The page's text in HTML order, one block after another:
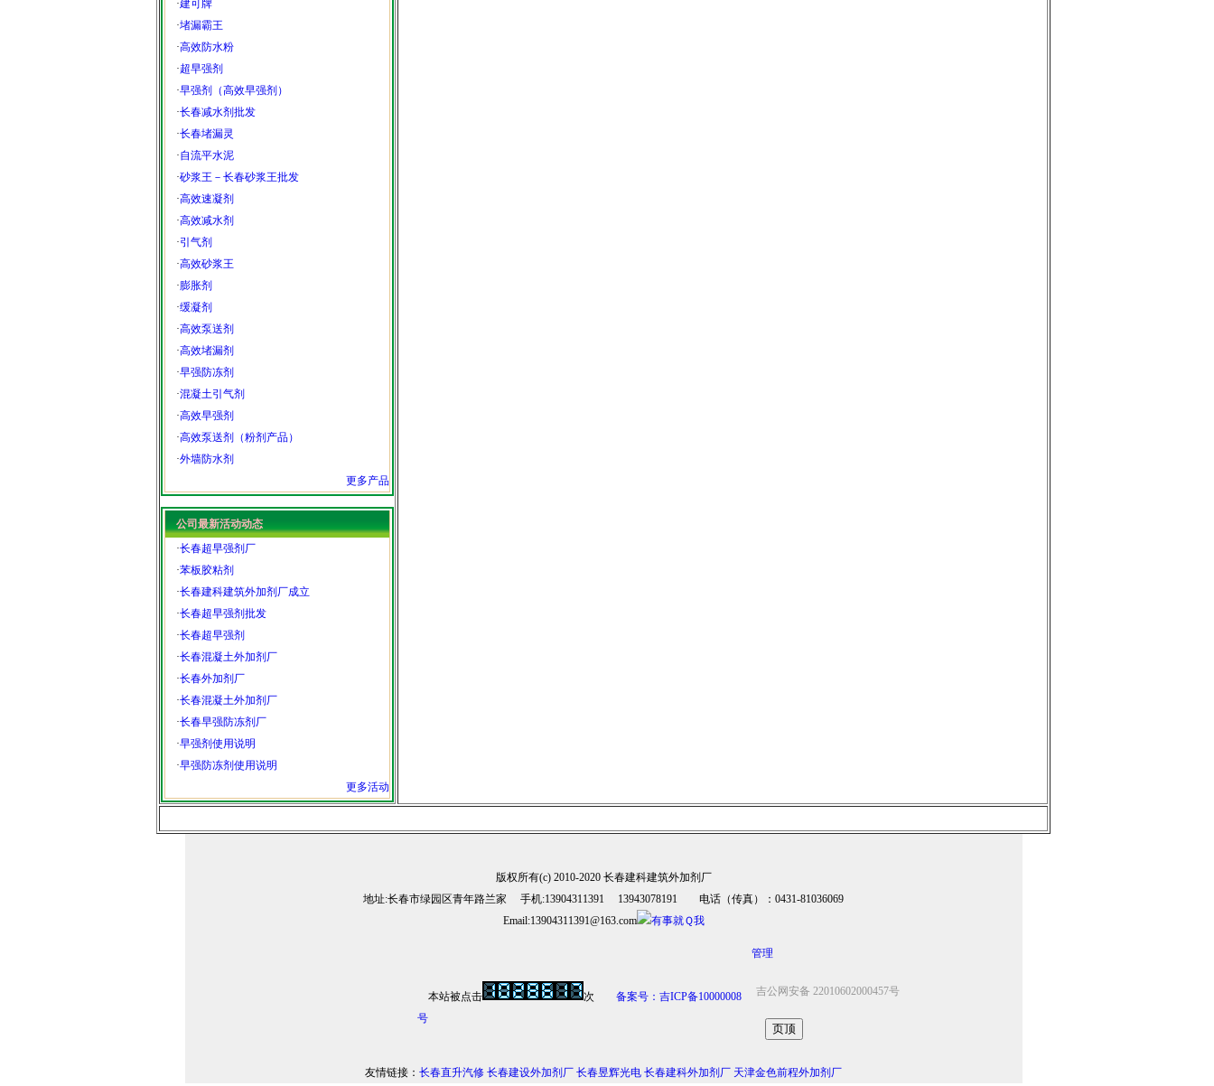
·建可牌
·堵漏霸王
·高效防水粉
·超早强剂
·早强剂（高效早强剂）
·长春减水剂批发
·长春堵漏灵
·自流平水泥
·砂浆王－长春砂浆王批发
·高效速凝剂
·高效减水剂
·引气剂
·高效砂浆王
·膨胀剂
·缓凝剂
·高效泵送剂
·高效堵漏剂
·早强防冻剂
·混凝土引气剂
·高效早强剂
·高效泵送剂（粉剂产品）
·外墙防水剂
更多产品
公司最新活动动态
·长春超早强剂厂
·苯板胶粘剂
·长春建科建筑外加剂厂成立
·长春超早强剂批发
·长春超早强剂
·长春混凝土外加剂厂
·长春外加剂厂
·长春混凝土外加剂厂
·长春早强防冻剂厂
·早强剂使用说明
·早强防冻剂使用说明
更多活动
版权所有(c) 2010-2020 长春建科建筑外加剂厂
地址:长春市绿园区青年路兰家 手机:13904311391 13943078191 电话（传真）：0431-81036069
Email:13904311391@163.com
本站被点击 次 备案号：吉ICP备10000008
号
管理
吉公网安备 22010602000457号
友情链接： 长春直升汽修 长春建设外加剂厂 长春昱辉光电 长春建科外加剂厂 天津金色前程外加剂厂